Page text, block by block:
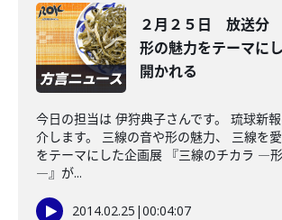
２月２５日 放送分
形の魅力をテーマに
開かれる
今日の担当は 伊狩典子さんです。 琉球新
介します。 三線の音や形の魅力、 三線を
をテーマにした企画展 『三線のチカラ ―
―』が...
2014.02.25 |00:04:07